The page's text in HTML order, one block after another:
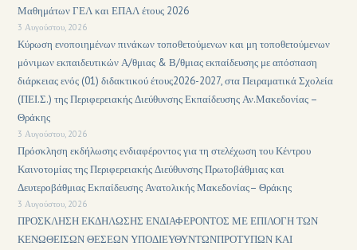
Μαθημάτων ΓΕΛ και ΕΠΑΛ έτους 2026
3 Αυγούστου, 2026
Κύρωση ενοποιημένων πινάκων τοποθετούμενων και μη τοποθετούμενων
μόνιμων εκπαιδευτικών Α/θμιας & Β/θμιας εκπαίδευσης με απόσπαση
διάρκειας ενός (01) διδακτικού έτους2026-2027, στα Πειραματικά Σχολεία
(ΠΕΙ.Σ.) της Περιφερειακής Διεύθυνσης Εκπαίδευσης Αν.Μακεδονίας –
Θράκης
3 Αυγούστου, 2026
Πρόσκληση εκδήλωσης ενδιαφέροντος για τη στελέχωση του Κέντρου
Καινοτομίας της Περιφερειακής Διεύθυνσης Πρωτοβάθμιας και
Δευτεροβάθμιας Εκπαίδευσης Ανατολικής Μακεδονίας– Θράκης
3 Αυγούστου, 2026
ΠΡΟΣΚΛΗΣΗ ΕΚΔΗΛΩΣΗΣ ΕΝΔΙΑΦΕΡΟΝΤΟΣ ΜΕ ΕΠΙΛΟΓΗ ΤΩΝ
ΚΕΝΩΘΕΙΣΩΝ ΘΕΣΕΩΝ ΥΠΟΔΙΕΥΘΥΝΤΩΝΠΡΟΤΥΠΩΝ ΚΑΙ